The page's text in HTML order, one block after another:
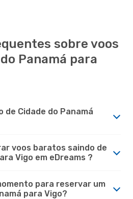
sobre voos
Panamá para
de Cidade do Panamá
voos baratos saindo de
Vigo em eDreams ?
para reservar um
para Vigo?